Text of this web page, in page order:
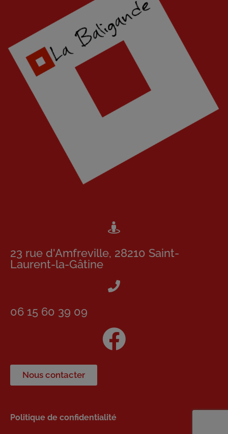
23 rue d'Amfreville, 28210 Saint-
Laurent-la-Gâtine
06 15 60 39 09
Nous contacter
Politique de confidentialité